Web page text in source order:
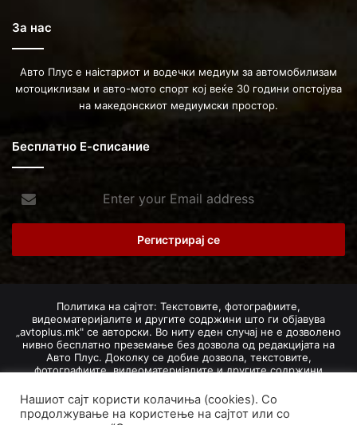
За нас
Авто Плус е наістариот и водечки медиум за автомобилизам
мотоциклизам и авто-мото спорт кој веќе 30 години опстојува
на македонскиот медиумски простор.
Бесплатно Е-списание
your
Email
Политика на сајтот: Текстовите, фотографиите,
видеоматеријалите и другите содржини што ги објавува
„avtoplus.mk" се авторски. Во ниту еден случај не е дозволено
нивно бесплатно преземање без дозвола од редакцијата на
Авто Плус. Доколку се добие дозвола, текстовите,
фотографиите, видеоматеријалите и другите содржини
изворот и авторот со вметнување на директна интернет-врска
(линк) до оригиналната содржина на „avtoplus.mk". При
добивање на одобрување од редакцијата за превземање на
Нашиот сајт користи колачиња (cookies). Со
продолжување на користење на сајтот или со